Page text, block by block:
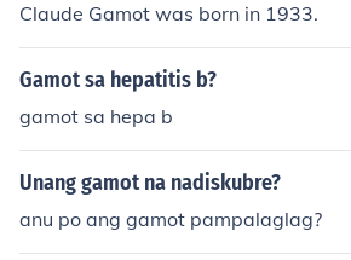
kaapekto sa pagdumi, kaya't
na tubig at tamang nutrisyon ang
agbigay ng anumang gamot nang
a eksperto.
Claude Gamot was born in 1933.
Gamot sa hepatitis b?
gamot sa hepa b
Unang gamot na nadiskubre?
anu po ang gamot pampalaglag?